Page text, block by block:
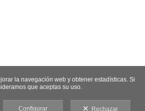
la navegación web y obtener estadísticas. Si
que aceptas su uso.
Configurar Rechazar